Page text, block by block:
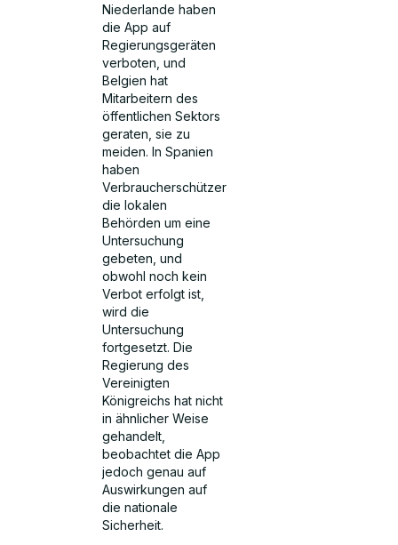
Niederlande haben
die App auf
Regierungsgeräten
verboten, und
Belgien hat
Mitarbeitern des
öffentlichen Sektors
geraten, sie zu
meiden. In Spanien
haben
Verbraucherschützer
die lokalen
Behörden um eine
Untersuchung
gebeten, und
obwohl noch kein
Verbot erfolgt ist,
wird die
Untersuchung
fortgesetzt. Die
Regierung des
Vereinigten
Königreichs hat nicht
in ähnlicher Weise
gehandelt,
beobachtet die App
jedoch genau auf
Auswirkungen auf
die nationale
Sicherheit.